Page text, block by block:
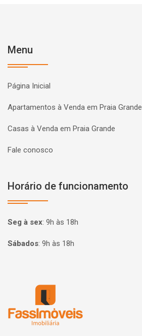
Menu
Página Inicial
Apartamentos à Venda em Praia Grande
Casas à Venda em Praia Grande
Fale conosco
Horário de funcionamento
Seg à sex: 9h às 18h
Sábados: 9h às 18h